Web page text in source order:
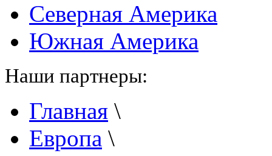
Северная Америка
Южная Америка
Наши партнеры:
Главная \
Европа \